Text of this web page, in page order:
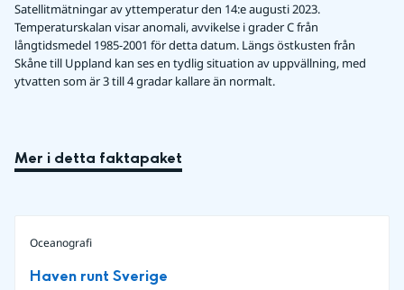
Satellitmätningar av yttemperatur den 14:e augusti 2023.
Temperaturskalan visar anomali, avvikelse i grader C från
långtidsmedel 1985-2001 för detta datum. Längs östkusten från
Skåne till Uppland kan ses en tydlig situation av uppvällning, med
ytvatten som är 3 till 4 gradar kallare än normalt.
Mer i detta faktapaket
Oceanografi
Haven runt Sverige